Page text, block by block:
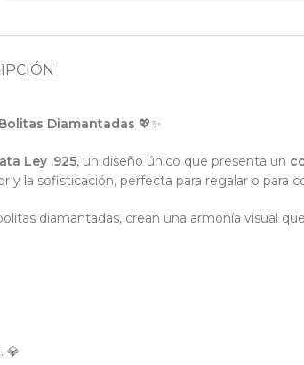
Diamantadas 💖✨
Ley .925, un diseño único que presenta un
y la sofisticación, perfecta para regalar o para
diamantadas, crean una armonía visual
💎